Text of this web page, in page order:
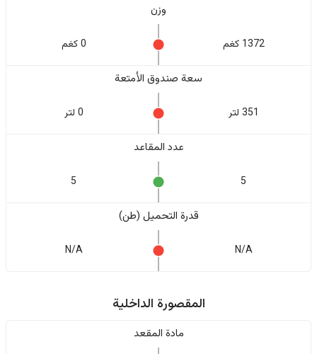
وزن
1372 كغم 0 كغم
سعة صندوق الأمتعة
351 لتر 0 لتر
عدد المقاعد
5
5
قدرة التحميل (طن)
N/A
N/A
المقصورة الداخلية
مادة المقعد